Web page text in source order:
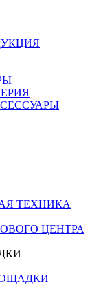
ТЕХНИКА
ЦЕНТРА